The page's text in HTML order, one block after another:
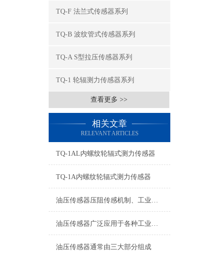
TQ-F 法兰式传感器系列
TQ-B 波纹管式传感器系列
TQ-A S型拉压传感器系列
TQ-1 轮辐测力传感器系列
查看更多 >>
相关文章
RELEVANT ARTICLES
TQ-1AL内螺纹轮辐式测力传感器
TQ-1A内螺纹轮辐式测力传感器
油压传感器压阻传感机制、工业工况适配与标准化运维管理
油压传感器广泛应用于各种工业自控环境
油压传感器通常由三大部分组成